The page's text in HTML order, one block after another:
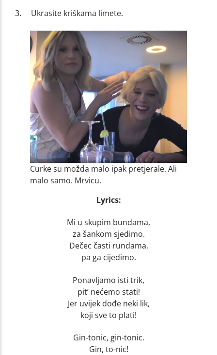
Ukrasite kriškama limete.
Curke su možda malo ipak pretjerale. Ali
malo samo. Mrvicu.
Lyrics:
Mi u skupim bundama,
za šankom sjedimo.
Dečec časti rundama,
pa ga cijedimo.
Ponavljamo isti trik,
pit’ nećemo stati!
Jer uvijek dođe neki lik,
koji sve to plati!
Gin-tonic, gin-tonic.
Gin, to-nic!